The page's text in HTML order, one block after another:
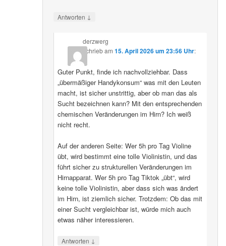
Antworten ↓
derzwerg
schriebam 15. April 2026 um 23:56 Uhr:
Guter Punkt, finde ich nachvollziehbar. Dass
„übermäßiger Handykonsum“ was mit den Leuten
macht, ist sicher unstrittig, aber ob man das als
Sucht bezeichnen kann? Mit den entsprechenden
chemischen Veränderungen im Hirn? Ich weiß
nicht recht.
Auf der anderen Seite: Wer 5h pro Tag Violine
übt, wird bestimmt eine tolle Violinistin, und das
führt sicher zu strukturellen Veränderungen im
Hirnapparat. Wer 5h pro Tag Tiktok „übt“, wird
keine tolle Violinistin, aber dass sich was ändert
im Hirn, ist ziemlich sicher. Trotzdem: Ob das mit
einer Sucht vergleichbar ist, würde mich auch
etwas näher interessieren.
Antworten ↓